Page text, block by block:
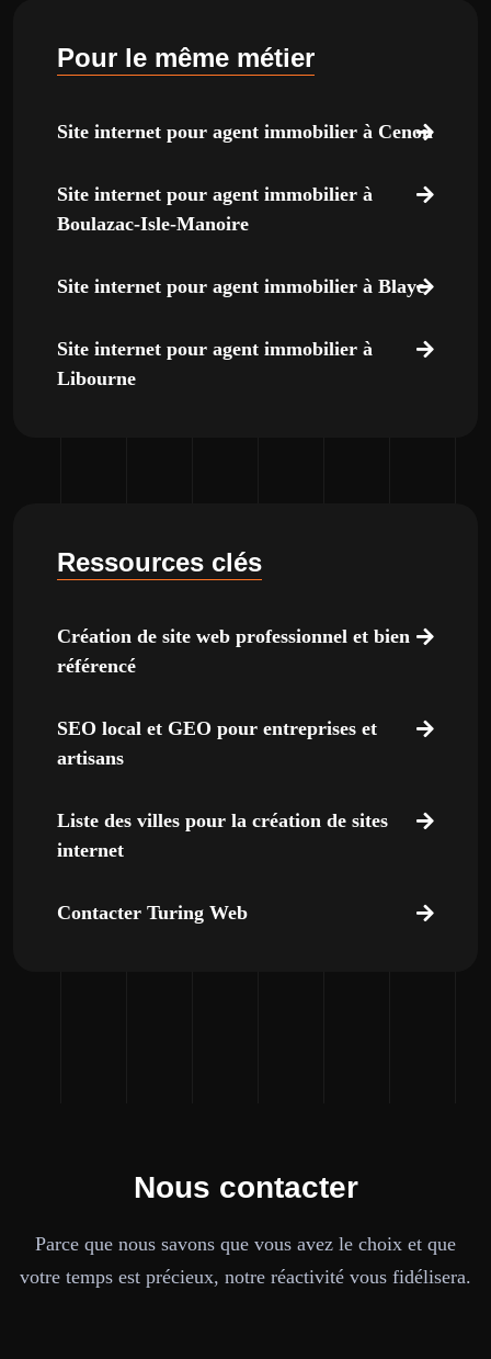
Pour le même métier
Site internet pour agent immobilier à Cenon
Site internet pour agent immobilier à
Boulazac-Isle-Manoire
Site internet pour agent immobilier à Blaye
Site internet pour agent immobilier à
Libourne
Ressources clés
Création de site web professionnel et bien
référencé
SEO local et GEO pour entreprises et
artisans
Liste des villes pour la création de sites
internet
Contacter Turing Web
Nous contacter
Parce que nous savons que vous avez le choix et que
votre temps est précieux, notre réactivité vous fidélisera.